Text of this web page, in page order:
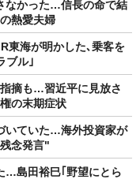
なかった…信長の命で結
熱愛夫婦
東海が明かした､乗客を
ブル｣
摘も…習近平に見放さ
の末期症状
いていた…海外投資家が
念発言"
…島田裕巳｢野望にとら